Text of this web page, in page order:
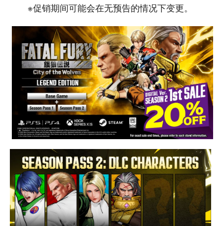
※促销期间可能会在无预告的情况下变更。